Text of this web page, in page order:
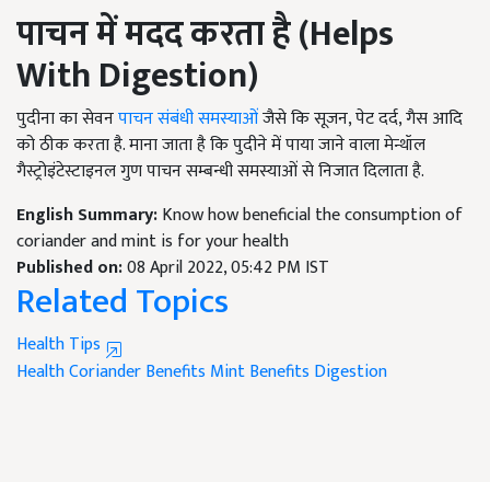
पाचन में मदद करता है (Helps
With Digestion)
पुदीना का सेवनपाचन संबंधी समस्याओंजैसे कि सूजन, पेट दर्द, गैस आदि
को ठीक करता है. माना जाता है कि पुदीने में पाया जाने वाला मेन्थॉल
गैस्ट्रोइंटेस्टाइनल गुण पाचन सम्बन्धी समस्याओं से निजात दिलाता है.
English Summary:Know how beneficial the consumption of
coriander and mint is for your health
Published on:08 April 2022, 05:42 PM IST
Related Topics
Health Tips
HealthCoriander Benefits Mint Benefits Digestion